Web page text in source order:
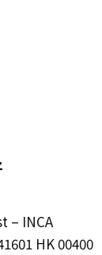
– INCA
HK 00400